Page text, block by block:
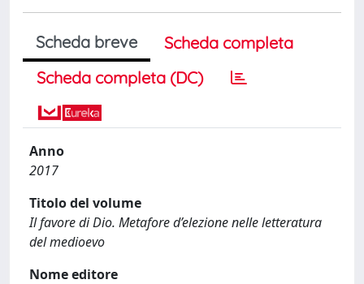
Scheda breve
Scheda completa
Scheda completa (DC)
Anno
2017
Titolo del volume
Il favore di Dio. Metafore d’elezione nelle letteratura
del medioevo
Nome editore